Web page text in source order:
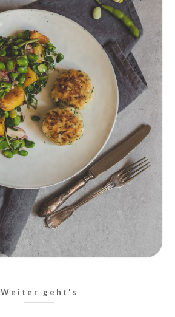
Weiter geht's